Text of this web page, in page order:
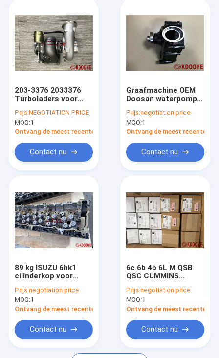
Producten
Over ons
Fabrieksreis
nieuws
Vraag een offerte aan
203-3376 2033376
Turboladers voor
kg
Prijs:NEGOTIATION PRICE
MOQ:1
Ontvang de meest recente Prijs
Contact nu
Graafmachine OEM
Doosan waterpomp
Dl08 Dx260
Prijs:negotiation price
MOQ:1
Ontvang de meest recente
Contact nu
89 kg ISUZU 6hk1
cilinderkop voor
ZX360-3 ZX350-3
Prijs:negotiation price
MOQ:1
Ontvang de meest recente Prijs
Contact nu
6c 6b 4b 6L M QSB
QSC CUMMINS
Prijs:negotiation price
MOQ:1
Ontvang de meest recente
Contact nu